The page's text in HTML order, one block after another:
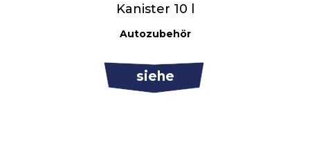
Kanister 10 l
Autozubehör
siehe